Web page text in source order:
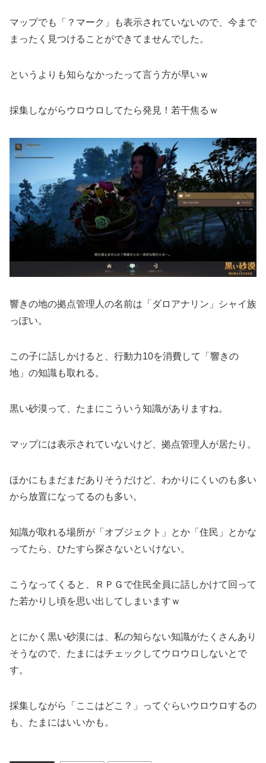
マップでも「？マーク」も表示されていないので、今まで
まったく見つけることができてませんでした。
というよりも知らなかったって言う方が早いｗ
採集しながらウロウロしてたら発見！若干焦るｗ
響きの地の拠点管理人の名前は「ダロアナリン」シャイ族
っぽい。
この子に話しかけると、行動力10を消費して「響きの
地」の知識も取れる。
黒い砂漠って、たまにこういう知識がありますね。
マップには表示されていないけど、拠点管理人が居たり。
ほかにもまだまだありそうだけど、わかりにくいのも多い
から放置になってるのも多い。
知識が取れる場所が「オブジェクト」とか「住民」とかな
ってたら、ひたすら探さないといけない。
こうなってくると、ＲＰＧで住民全員に話しかけて回って
た若かりし頃を思い出してしまいますｗ
とにかく黒い砂漠には、私の知らない知識がたくさんあり
そうなので、たまにはチェックしてウロウロしないとで
す。
採集しながら「ここはどこ？」ってぐらいウロウロするの
も、たまにはいいかも。